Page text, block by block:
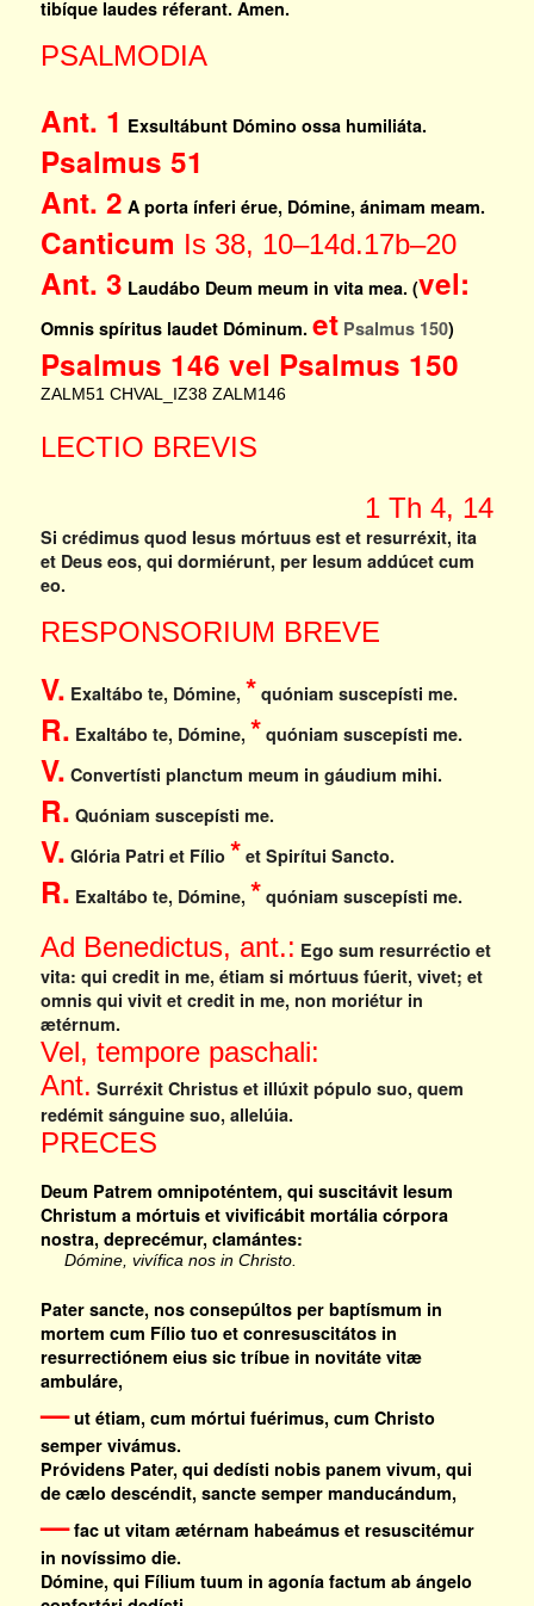
tibíque laudes réferant. Amen.
PSALMODIA
Ant. 1 Exsultábunt Dómino ossa humiliáta.
Psalmus 51
Ant. 2 A porta ínferi érue, Dómine, ánimam meam.
Canticum Is 38, 10–14d.17b–20
Ant. 3 Laudábo Deum meum in vita mea. (vel:
Omnis spíritus laudet Dóminum. et Psalmus 150)
Psalmus 146 vel Psalmus 150
ZALM51 CHVAL_IZ38 ZALM146
LECTIO BREVIS
1 Th 4, 14
Si crédimus quod Iesus mórtuus est et resurréxit, ita
et Deus eos, qui dormiérunt, per Iesum addúcet cum
eo.
RESPONSORIUM BREVE
V. Exaltábo te, Dómine, * quóniam suscepísti me.
R. Exaltábo te, Dómine, * quóniam suscepísti me.
V. Convertísti planctum meum in gáudium mihi.
R. Quóniam suscepísti me.
V. Glória Patri et Fílio * et Spirítui Sancto.
R. Exaltábo te, Dómine, * quóniam suscepísti me.
Ad Benedictus, ant.: Ego sum resurréctio et
vita: qui credit in me, étiam si mórtuus fúerit, vivet; et
omnis qui vivit et credit in me, non moriétur in
ætérnum.
Vel, tempore paschali:
Ant. Surréxit Christus et illúxit pópulo suo, quem
redémit sánguine suo, allelúia.
PRECES
Deum Patrem omnipoténtem, qui suscitávit Iesum
Christum a mórtuis et vivificábit mortália córpora
nostra, deprecémur, clamántes:
Dómine, vivífica nos in Christo.
Pater sancte, nos consepúltos per baptísmum in
mortem cum Fílio tuo et conresuscitátos in
resurrectiónem eius sic tríbue in novitáte vitæ
ambuláre,
—ut étiam, cum mórtui fuérimus, cum Christo
semper vivámus.
Próvidens Pater, qui dedísti nobis panem vivum, qui
de cælo descéndit, sancte semper manducándum,
—fac ut vitam ætérnam habeámus et resuscitémur
in novíssimo die.
Dómine, qui Fílium tuum in agonía factum ab ángelo